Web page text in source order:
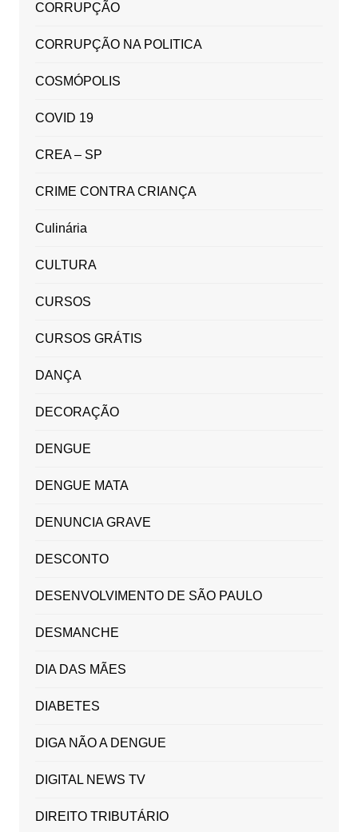
CORRUPÇÃO
CORRUPÇÃO NA POLITICA
COSMÓPOLIS
COVID 19
CREA – SP
CRIME CONTRA CRIANÇA
Culinária
CULTURA
CURSOS
CURSOS GRÁTIS
DANÇA
DECORAÇÃO
DENGUE
DENGUE MATA
DENUNCIA GRAVE
DESCONTO
DESENVOLVIMENTO DE SÃO PAULO
DESMANCHE
DIA DAS MÃES
DIABETES
DIGA NÃO A DENGUE
DIGITAL NEWS TV
DIREITO TRIBUTÁRIO